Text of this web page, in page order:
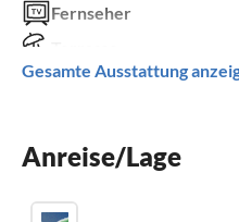
Fernseher
Kinderbett
Gesamte Ausstattung
Anreise/Lage